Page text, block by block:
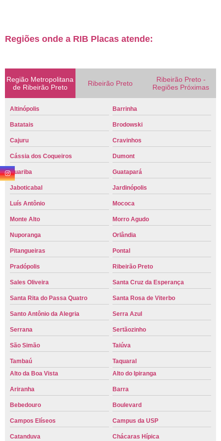
Regiões onde a RIB Placas atende:
Região Metropolitana
de Ribeirão Preto
Ribeirão Preto
Ribeirão Preto -
Regiões Próximas
Altinópolis Barrinha
Batatais Brodowski
Cajuru Cravinhos
Cássia dos Coqueiros Dumont
Guariba Guatapará
Jaboticabal Jardinópolis
Luís Antônio Mococa
Monte Alto Morro Agudo
Nuporanga Orlândia
Pitangueiras Pontal
Pradópolis Ribeirão Preto
Sales Oliveira Santa Cruz da Esperança
Santa Rita do Passa Quatro Santa Rosa de Viterbo
Santo Antônio da Alegria Serra Azul
Serrana Sertãozinho
São Simão Taiúva
Tambaú
Taquaral
Alto da Boa Vista
Alto do Ipiranga
Ariranha Barra
Bebedouro Boulevard
Campos Elíseos Campus da USP
Catanduva Chácaras Hípica